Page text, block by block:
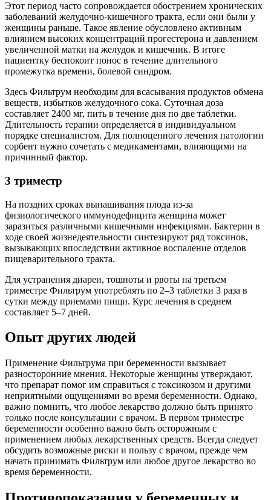
Этот период часто сопровождается обострением хронических
заболеваний желудочно-кишечного тракта, если они были у
женщины раньше. Такое явление обусловлено активным
влиянием высоких концентраций прогестерона и давлением
увеличенной матки на желудок и кишечник. В итоге
пациентку беспокоит понос в течение длительного
промежутка времени, болевой синдром.
Здесь Фильтрум необходим для всасывания продуктов обмена
веществ, избытков желудочного сока. Суточная доза
составляет 2400 мг, пить в течение дня по две таблетки.
Длительность терапии определяется в индивидуальном
порядке специалистом. Для полноценного лечения патологии
сорбент нужно сочетать с медикаментами, влияющими на
причинный фактор.
3 триместр
На поздних сроках вынашивания плода из-за
физиологического иммунодефицита женщина может
заразиться различными кишечными инфекциями. Бактерии в
ходе своей жизнедеятельности синтезируют ряд токсинов,
вызывающих впоследствии активное воспаление отделов
пищеварительного тракта.
Для устранения диареи, тошноты и рвоты на третьем
триместре Фильтрум употреблять по 2–3 таблетки 3 раза в
сутки между приемами пищи. Курс лечения в среднем
составляет 5–7 дней.
Опыт других людей
Применение Фильтрума при беременности вызывает
разносторонние мнения. Некоторые женщины утверждают,
что препарат помог им справиться с токсикозом и другими
неприятными ощущениями во время беременности. Однако,
важно помнить, что любое лекарство должно быть принято
только после консультации с врачом. В первом триместре
беременности особенно важно быть осторожным с
применением любых лекарственных средств. Всегда следует
обсудить возможные риски и пользу с врачом, прежде чем
начать принимать Фильтрум или любое другое лекарство во
время беременности.